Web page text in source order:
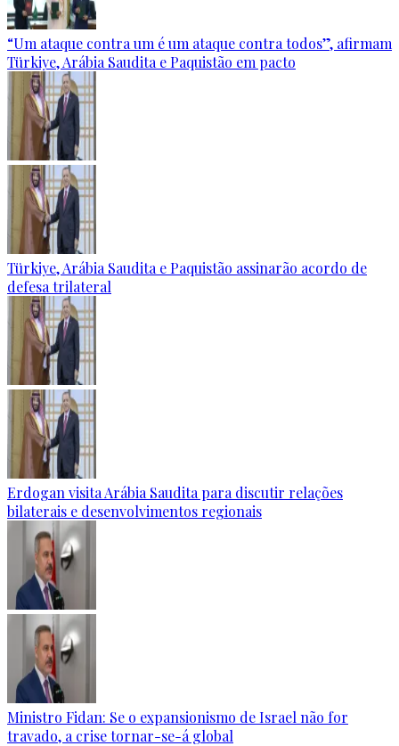
“Um ataque contra um é um ataque contra todos”, afirmam
Türkiye, Arábia Saudita e Paquistão em pacto
Türkiye, Arábia Saudita e Paquistão assinarão acordo de
defesa trilateral
Erdogan visita Arábia Saudita para discutir relações
bilaterais e desenvolvimentos regionais
Ministro Fidan: Se o expansionismo de Israel não for
travado, a crise tornar-se-á global